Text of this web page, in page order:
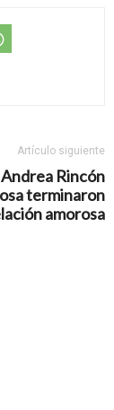
Artículo siguiente
Rincón
terminaron
amorosa